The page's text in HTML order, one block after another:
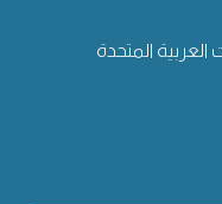
العربية المتحدة